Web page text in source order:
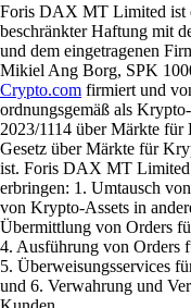
Foris DAX MT Limited ist
beschränkter Haftung mit
und dem eingetragenen
Mikiel Ang Borg, SPK
Crypto.com firmiert und
ordnungsgemäß als
2023/1114 über Märkte
Gesetz über Märkte für
ist. Foris DAX MT Limited
erbringen: 1. Umtausch
von Krypto-Assets in
Übermittlung von Orders
4. Ausführung von Orders
5. Überweisungsservices
und 6. Verwahrung und